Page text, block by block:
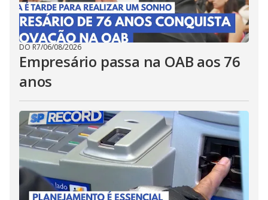
DO R7/06/08/2026
Empresário passa na OAB aos 76
anos